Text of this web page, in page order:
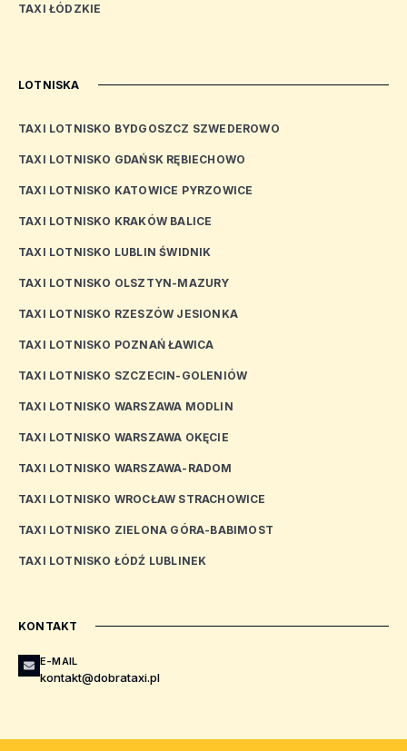
TAXI ŁÓDZKIE
LOTNISKA
TAXI LOTNISKO BYDGOSZCZ SZWEDEROWO
TAXI LOTNISKO GDAŃSK RĘBIECHOWO
TAXI LOTNISKO KATOWICE PYRZOWICE
TAXI LOTNISKO KRAKÓW BALICE
TAXI LOTNISKO LUBLIN ŚWIDNIK
TAXI LOTNISKO OLSZTYN-MAZURY
TAXI LOTNISKO RZESZÓW JESIONKA
TAXI LOTNISKO POZNAŃ ŁAWICA
TAXI LOTNISKO SZCZECIN-GOLENIÓW
TAXI LOTNISKO WARSZAWA MODLIN
TAXI LOTNISKO WARSZAWA OKĘCIE
TAXI LOTNISKO WARSZAWA-RADOM
TAXI LOTNISKO WROCŁAW STRACHOWICE
TAXI LOTNISKO ZIELONA GÓRA-BABIMOST
TAXI LOTNISKO ŁÓDŹ LUBLINEK
KONTAKT
E-MAIL
kontakt@dobrataxi.pl